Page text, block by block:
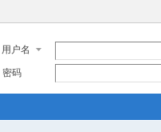
用户名
密码